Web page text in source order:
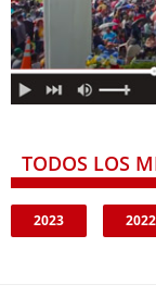
TODOS LOS
2023 2022